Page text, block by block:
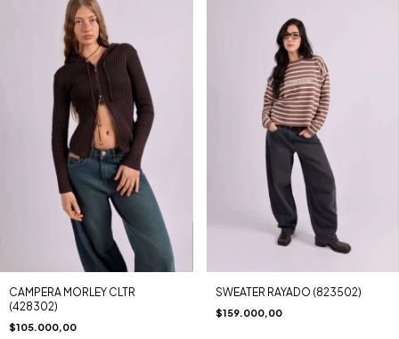
CAMPERA MORLEY CLTR
(428302)
$105.000,00
SWEATER RAYADO (823502)
$159.000,00